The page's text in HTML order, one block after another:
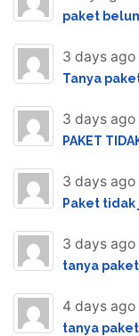
paket
3 days ago
Tanya
3 days ago
PAKET
3 days ago
Paket tidak
3 days ago
tanya paket
4 days ago
tanya paket